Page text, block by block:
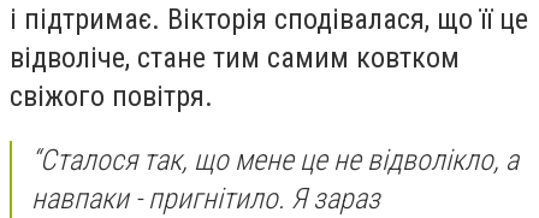
і підтримає. Вікторія сподівалася, що її це
відволіче, стане тим самим ковтком
свіжого повітря.
“Сталося так, що мене це не відволікло, а
навпаки - пригнітило. Я зараз